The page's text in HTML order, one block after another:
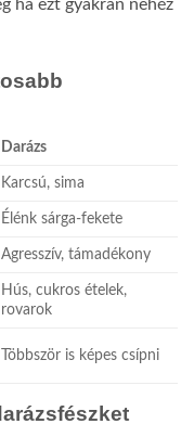
ha ezt gyakran nehéz
Darázs
Karcsú, sima
Élénk sárga-fekete
Agresszív, támadékony
Hús, cukros ételek,
rovarok
Többször is képes csípni